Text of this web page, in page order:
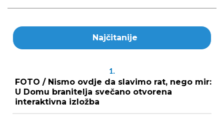
Najčitanije
1.
FOTO / Nismo ovdje da slavimo rat, nego mir:
U Domu branitelja svečano otvorena
interaktivna izložba